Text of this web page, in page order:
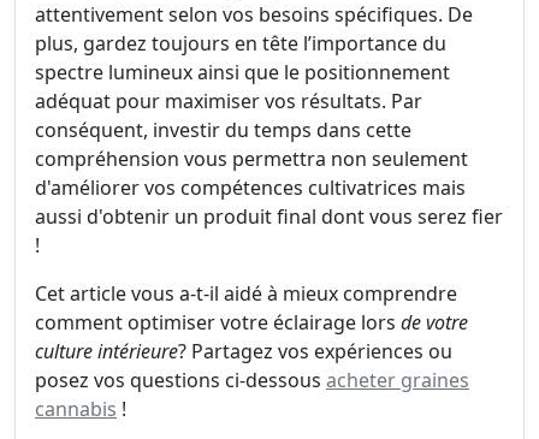
attentivement selon vos besoins spécifiques. De
plus, gardez toujours en tête l’importance du
spectre lumineux ainsi que le positionnement
adéquat pour maximiser vos résultats. Par
conséquent, investir du temps dans cette
compréhension vous permettra non seulement
d'améliorer vos compétences cultivatrices mais
aussi d'obtenir un produit final dont vous serez fier
!
Cet article vous a-t-il aidé à mieux comprendre
comment optimiser votre éclairage lors de votre
culture intérieure? Partagez vos expériences ou
posez vos questions ci-dessous acheter graines
cannabis !